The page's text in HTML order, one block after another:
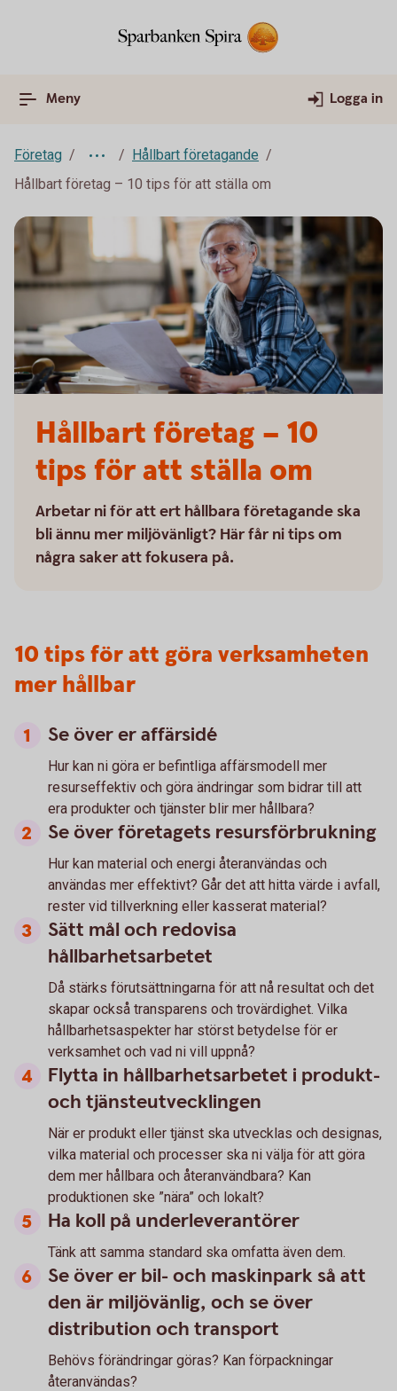
Meny Logga in
Företag
Hållbart företagande
Hållbart företag – 10 tips för att ställa om
Hållbart företag – 10
tips för att ställa om
Arbetar ni för att ert hållbara företagande ska
bli ännu mer miljövänligt? Här får ni tips om
några saker att fokusera på.
10 tips för att göra verksamheten
mer hållbar
Se över er affärsidé
Hur kan ni göra er befintliga affärsmodell mer
resurseffektiv och göra ändringar som bidrar till att
era produkter och tjänster blir mer hållbara?
Se över företagets resursförbrukning
Hur kan material och energi återanvändas och
användas mer effektivt? Går det att hitta värde i avfall,
rester vid tillverkning eller kasserat material?
Sätt mål och redovisa
hållbarhetsarbetet
Då stärks förutsättningarna för att nå resultat och det
skapar också transparens och trovärdighet. Vilka
hållbarhetsaspekter har störst betydelse för er
verksamhet och vad ni vill uppnå?
Flytta in hållbarhetsarbetet i produkt-
och tjänsteutvecklingen
När er produkt eller tjänst ska utvecklas och designas,
vilka material och processer ska ni välja för att göra
dem mer hållbara och återanvändbara? Kan
produktionen ske ”nära” och lokalt?
Ha koll på underleverantörer
Tänk att samma standard ska omfatta även dem.
Se över er bil- och maskinpark så att
den är miljövänlig, och se över
distribution och transport
Behövs förändringar göras? Kan förpackningar
återanvändas?